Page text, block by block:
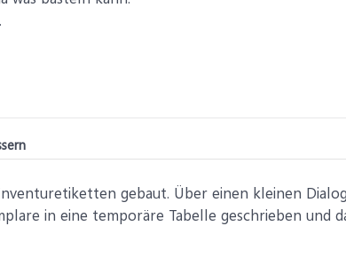
gebaut. Über einen kleinen
in eine temporäre Tabelle geschrieben und